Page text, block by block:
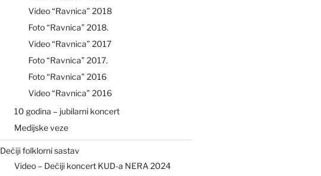
Video “Ravnica” 2018
Foto “Ravnica” 2018.
Video “Ravnica” 2017
Foto “Ravnica” 2017.
Foto “Ravnica” 2016
Video “Ravnica” 2016
10 godina – jubilarni koncert
Medijske veze
Dečiji folklorni sastav
Video – Dečiji koncert KUD-a NERA 2024